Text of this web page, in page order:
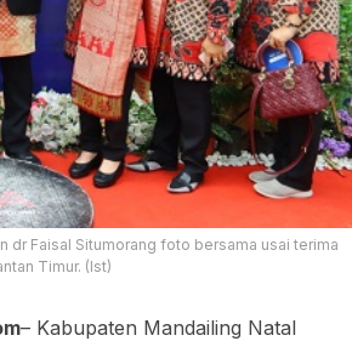
dr Faisal Situmorang foto bersama usai terima
Timur. (Ist)
– Kabupaten Mandailing Natal